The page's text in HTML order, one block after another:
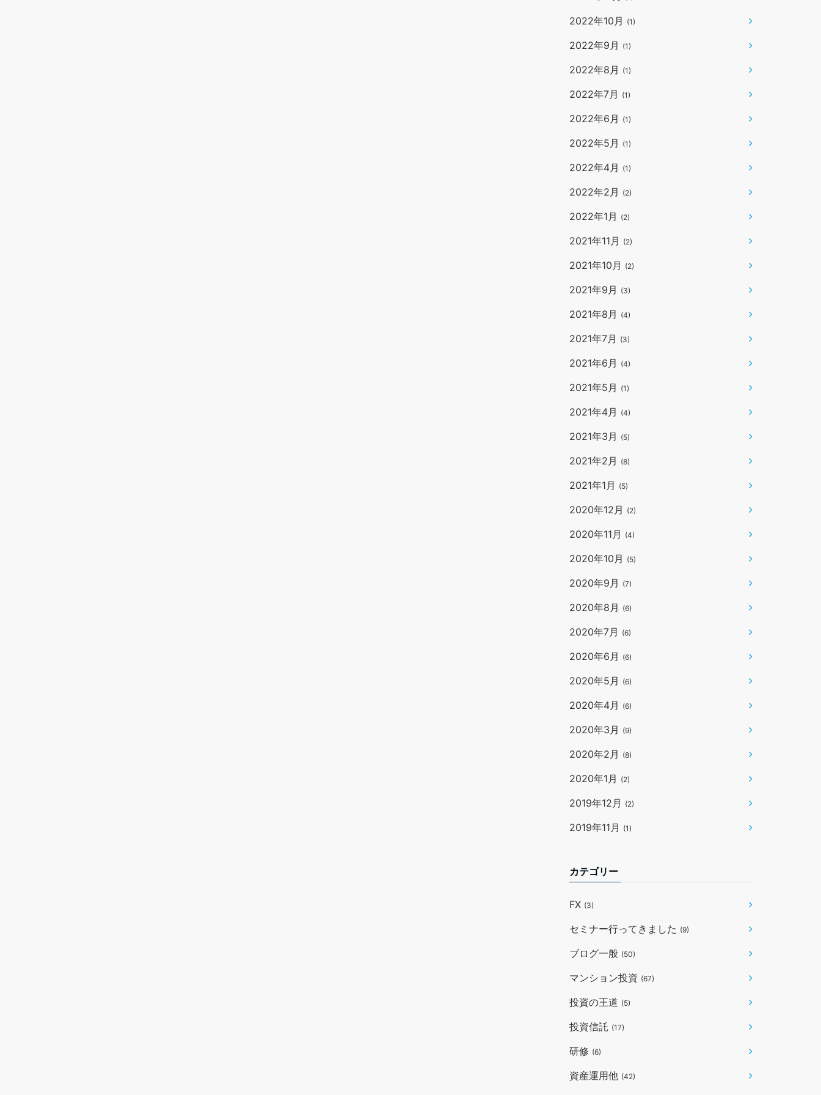
2022年10月 (1)
2022年9月 (1)
2022年8月 (1)
2022年7月 (1)
2022年6月 (1)
2022年5月 (1)
2022年4月 (1)
2022年2月 (2)
2022年1月 (2)
2021年11月 (2)
2021年10月 (2)
2021年9月 (3)
2021年8月 (4)
2021年7月 (3)
2021年6月 (4)
2021年5月 (1)
2021年4月 (4)
2021年3月 (5)
2021年2月 (8)
2021年1月 (5)
2020年12月 (2)
2020年11月 (4)
2020年10月 (5)
2020年9月 (7)
2020年8月 (6)
2020年7月 (6)
2020年6月 (6)
2020年5月 (6)
2020年4月 (6)
2020年3月 (9)
2020年2月 (8)
2020年1月 (2)
2019年12月 (2)
2019年11月 (1)
カテゴリー
FX (3)
セミナー行ってきました (9)
ブログ一般 (50)
マンション投資 (67)
投資の王道 (5)
投資信託 (17)
研修 (6)
資産運用他 (42)